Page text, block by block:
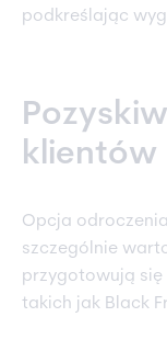
podkreślając
klientów
Opcja
szczególnie
przygotowują się
takich jak Black